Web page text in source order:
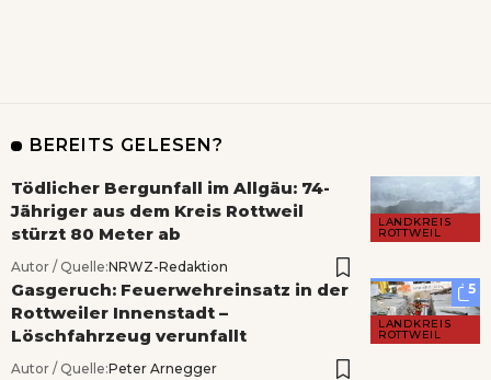
BEREITS GELESEN?
LANDKREIS
ROTTWEIL
Tödlicher Bergunfall im Allgäu: 74-
Jähriger aus dem Kreis Rottweil
stürzt 80 Meter ab
Autor / Quelle:NRWZ-Redaktion
5
LANDKREIS
ROTTWEIL
Gasgeruch: Feuerwehreinsatz in der
Rottweiler Innenstadt –
Löschfahrzeug verunfallt
Autor / Quelle:Peter Arnegger